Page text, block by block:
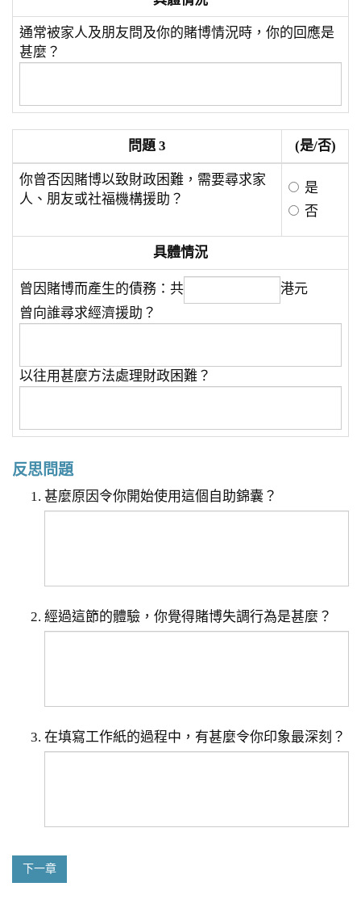
通常被家人及朋友問及你的賭博情況時，你的回應是
甚麼？
問題 3 (是/否)
你曾否因賭博以致財政困難，需要尋求家
人、朋友或社福機構援助？
是
否
具體情況
曾因賭博而產生的債務：共
港元
曾向誰尋求經濟援助？
以往用甚麼方法處理財政困難？
反思問題
甚麼原因令你開始使用這個自助錦囊？
經過這節的體驗，你覺得賭博失調行為是甚麼？
在填寫工作紙的過程中，有甚麼令你印象最深刻？
下一章